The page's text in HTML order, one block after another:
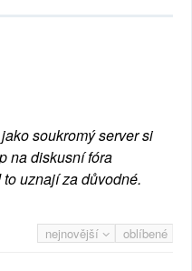
soukromý server si
na diskusní fóra
uznají za důvodné.
nejnovější oblíbené